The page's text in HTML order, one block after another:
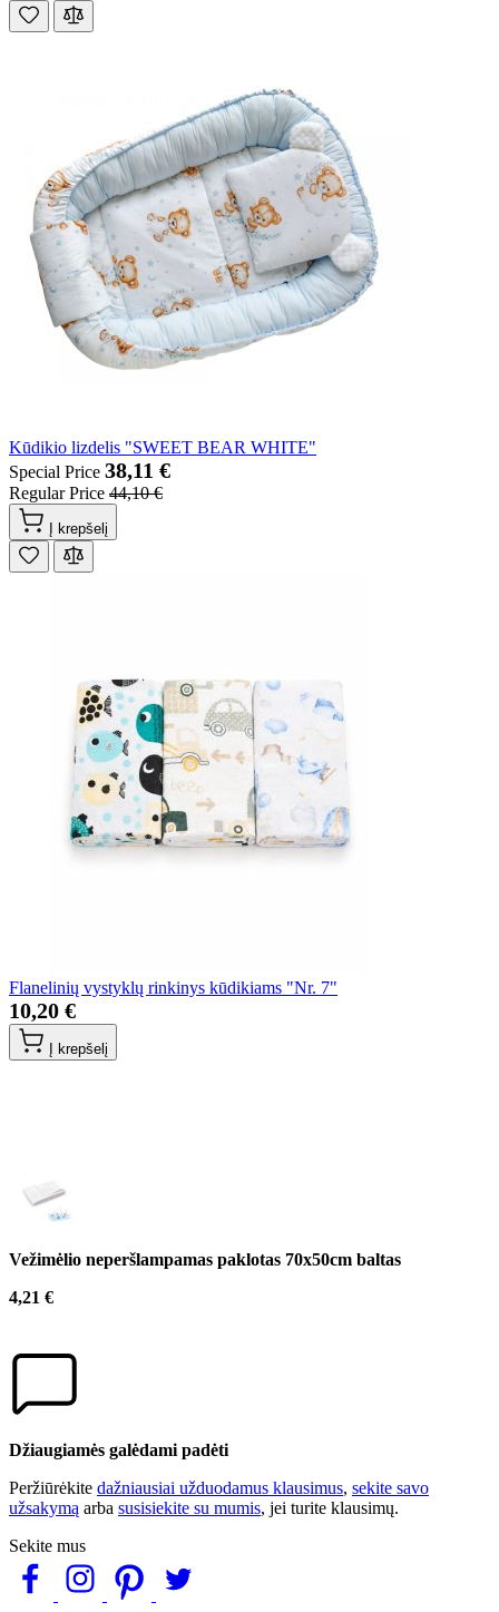
Kūdikio lizdelis "SWEET BEAR WHITE"
Special Price 38,11 €
Regular Price 44,10 €
Į krepšelį
Flanelinių vystyklų rinkinys kūdikiams "Nr. 7"
10,20 €
Į krepšelį
Vežimėlio neperšlampamas paklotas 70x50cm baltas
4,21 €
Džiaugiamės galėdami padėti
Peržiūrėkite dažniausiai užduodamus klausimus, sekite savo
užsakymą arba susisiekite su mumis, jei turite klausimų.
Sekite mus